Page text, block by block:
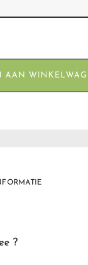
AAN
?